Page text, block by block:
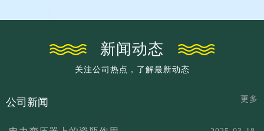
新闻动态
关注公司热点，了解最新动态
更多
公司新闻